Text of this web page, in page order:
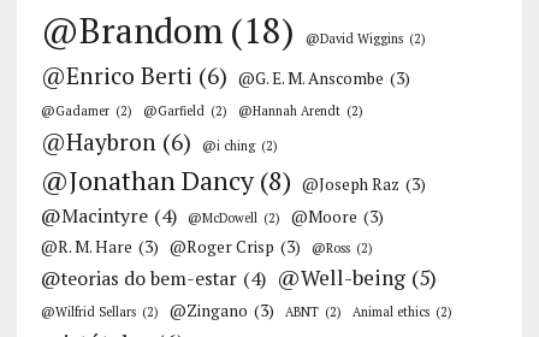
@Brandom (18) @David Wiggins (2)
@Enrico Berti (6) @G. E. M. Anscombe (3)
@Gadamer (2) @Garfield (2) @Hannah Arendt (2)
@Haybron (6) @i ching (2)
@Jonathan Dancy (8) @Joseph Raz (3)
@Macintyre (4) @McDowell (2) @Moore (3)
@R. M. Hare (3) @Roger Crisp (3) @Ross (2)
@teorias do bem-estar (4) @Well-being (5)
@Wilfrid Sellars (2) @Zingano (3) ABNT (2) Animal ethics (2)